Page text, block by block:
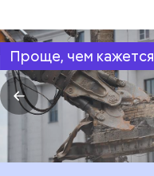
Проще, чем кажется